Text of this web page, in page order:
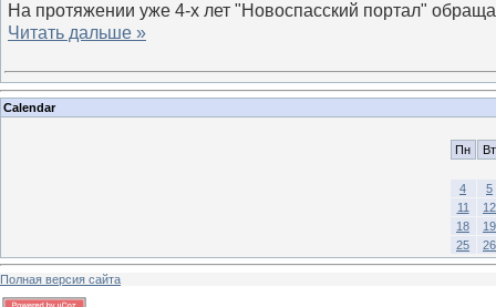
На протяжении уже 4-х лет "Новоспасский портал"
Читать дальше »
Calendar
Пн Вт
4
5
11
12
18
19
25
26
Полная версия сайта